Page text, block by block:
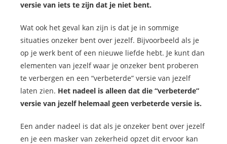
versie van iets te zijn dat je niet bent.
Wat ook het geval kan zijn is dat je in sommige
situaties onzeker bent over jezelf. Bijvoorbeeld als je
op je werk bent of een nieuwe liefde hebt. Je kunt dan
elementen van jezelf waar je onzeker bent proberen
te verbergen en een “verbeterde” versie van jezelf
laten zien. Het nadeel is alleen dat die “verbeterde”
versie van jezelf helemaal geen verbeterde versie is.
Een ander nadeel is dat als je onzeker bent over jezelf
en je een masker van zekerheid opzet dit ervoor kan